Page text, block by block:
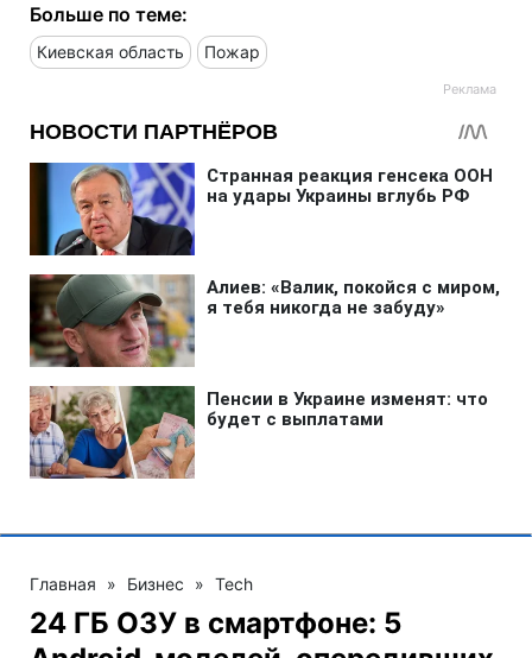
Больше по теме:
Киевская область Пожар
Главная » Бизнес » Tech
24 ГБ ОЗУ в смартфоне: 5